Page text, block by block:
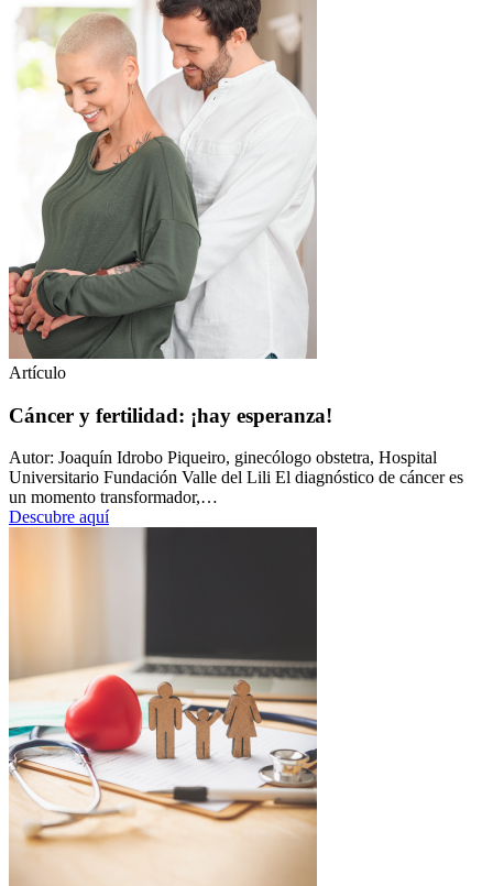
Artículo
Cáncer y fertilidad: ¡hay esperanza!
Autor: Joaquín Idrobo Piqueiro, ginecólogo obstetra, Hospital
Universitario Fundación Valle del Lili El diagnóstico de cáncer es
un momento transformador,…
Descubre aquí